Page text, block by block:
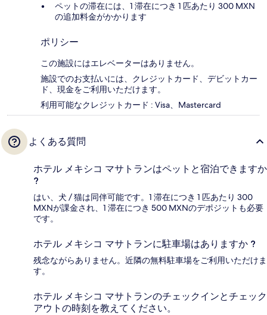
ペットの滞在には、1 滞在につき 1 匹あたり 300 MXN
の追加料金がかかります
ポリシー
この施設にはエレベーターはありません。
施設でのお支払いには、クレジットカード、デビットカー
ド、現金をご利用いただけます。
利用可能なクレジットカード : Visa、Mastercard
よくある質問
ホテル メキシコ マサトランはペットと宿泊できますか
?
はい、犬 / 猫は同伴可能です。1 滞在につき 1 匹あたり 300
MXNが課金され、1 滞在につき 500 MXNのデポジットも必要
です。
ホテル メキシコ マサトランに駐車場はありますか ?
残念ながらありません。近隣の無料駐車場をご利用いただけま
す。
ホテル メキシコ マサトランのチェックインとチェック
アウトの時刻を教えてください。